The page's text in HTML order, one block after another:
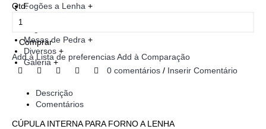
Fogões a Lenha +
Mesas de Pedra +
Diversos +
Galeria +
Qtd:
Comprar
Add à Lista de preferenciasAdd à Comparação
0 comentários / Inserir Comentário
Descrição
Comentários
CÚPULA INTERNA PARA FORNO A LENHA